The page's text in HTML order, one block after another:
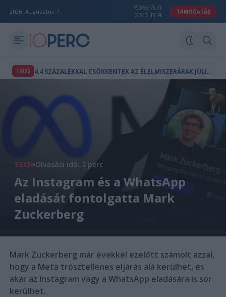
2026. Augusztus 7.
363.75 Ft
315.15 Ft
TÁMOGATÁS
FRISS 4
,4 SZÁZALÉKKAL CSÖKKENTEK AZ ÉLELMISZERÁRAK JÚLIUSBAN
TECH Olvasási idő: 2 perc
Az Instagram és a WhatsApp
eladását fontolgatta Mark
Zuckerberg
Mark Zuckerberg már évekkel ezelőtt számolt azzal,
hogy a Meta trösztellenes eljárás alá kerülhet, és
akár az Instagram vagy a WhatsApp eladására is sor
kerülhet.